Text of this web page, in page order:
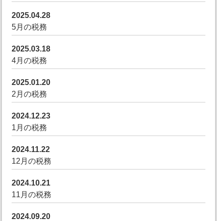
2025.04.28
5月の税務
2025.03.18
4月の税務
2025.01.20
2月の税務
2024.12.23
1月の税務
2024.11.22
12月の税務
2024.10.21
11月の税務
2024.09.20